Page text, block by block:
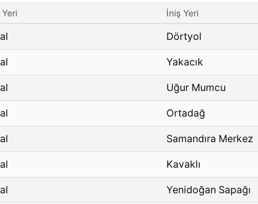
İniş Yeri
Dörtyol
Yakacık
Uğur Mumcu
Ortadağ
Samandıra Merkez
Kavaklı
Yenidoğan Sapağı